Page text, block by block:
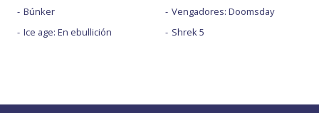
Búnker
Ice age: En ebullición
Vengadores: Doomsday
Shrek 5